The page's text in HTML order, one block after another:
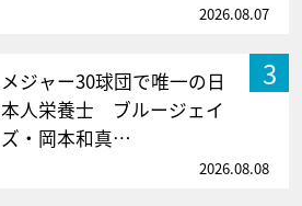
2026.08.07
3
メジャー30球団で唯一の日
本人栄養士 ブルージェイ
ズ・岡本和真…
2026.08.08